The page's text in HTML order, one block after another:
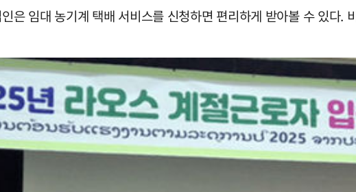
은 임대 농기계 택배 서비스를 신청하면 편리하게 받아볼 수 있